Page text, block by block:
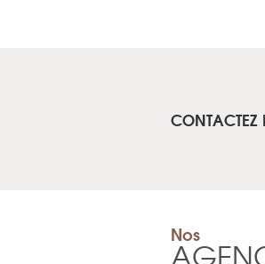
CONTACTEZ
Nos